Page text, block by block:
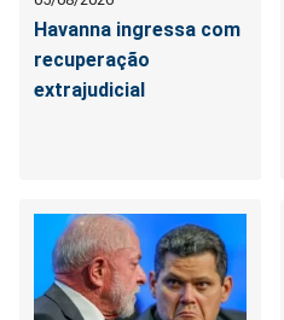
Havanna ingressa com
recuperação
extrajudicial